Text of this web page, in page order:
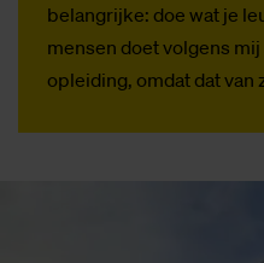
belangrijke: doe wat je
mensen doet volgens
opleiding, omdat dat van